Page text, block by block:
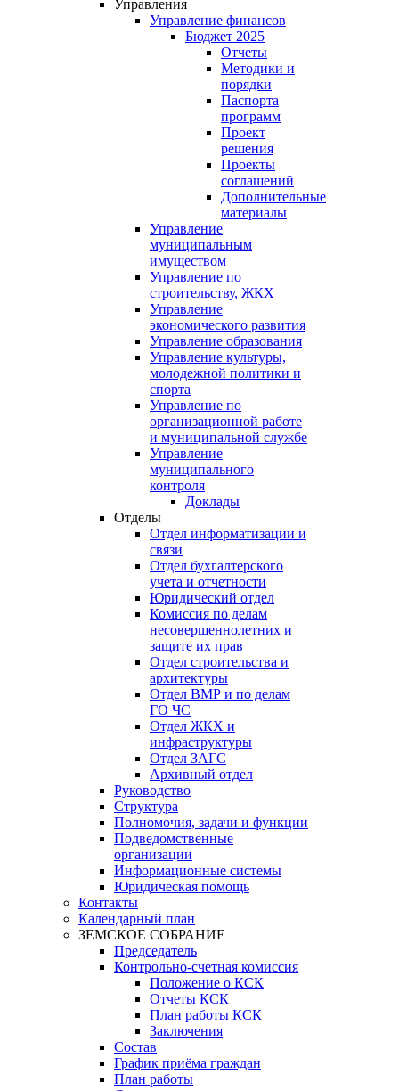
Управления
Управление финансов
Бюджет 2025
Отчеты
Методики и
порядки
Паспорта
программ
Проект
решения
Проекты
соглашений
Дополнительные
материалы
Управление
муниципальным
имуществом
Управление по
строительству, ЖКХ
Управление
экономического развития
Управление образования
Управление культуры,
молодежной политики и
спорта
Управление по
организационной работе
и муниципальной службе
Управление
муниципального
контроля
Доклады
Отделы
Отдел информатизации и
связи
Отдел бухгалтерского
учета и отчетности
Юридический отдел
Комиссия по делам
несовершеннолетних и
защите их прав
Отдел строительства и
архитектуры
Отдел ВМР и по делам
ГО ЧС
Отдел ЖКХ и
инфраструктуры
Отдел ЗАГС
Архивный отдел
Руководство
Структура
Полномочия, задачи и функции
Подведомственные
организации
Информационные системы
Юридическая помощь
Контакты
Календарный план
ЗЕМСКОЕ СОБРАНИЕ
Председатель
Контрольно-счетная комиссия
Положение о КСК
Отчеты КСК
План работы КСК
Заключения
Состав
График приёма граждан
План работы